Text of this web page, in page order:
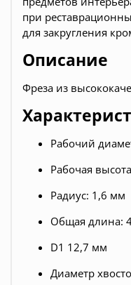
при
для закругления
Описание
Фреза из
Рабочий
Рабочая
Радиус: 1,6 мм
Общая длина:
D1 12,7 мм
Диаметр